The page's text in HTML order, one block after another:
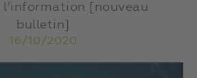
l’information [nouveau
bulletin]
16/10/2020